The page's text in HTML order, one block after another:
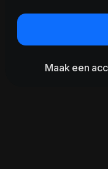
Maak een